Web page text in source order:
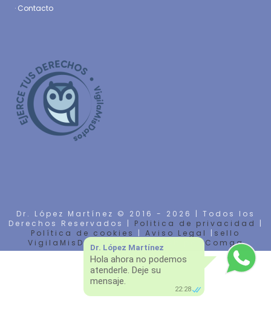
· Contacto
Dr. López Martínez © 2016 - 2026 | Todos los
Derechos Reservados | Politica de privacidad
|
Política de cookies
| Aviso Legal | sello
VigilaMisDatos | Diseño Web porComga
Dr. López Martínez
Hola ahora no podemos
atenderle. Deje su
mensaje.
22:28